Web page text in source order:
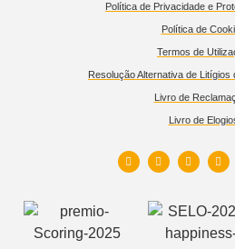
Política de Privacidade e
Política de
Termos de
Resolução Alternativa de Litígios
Livro de
Livro de